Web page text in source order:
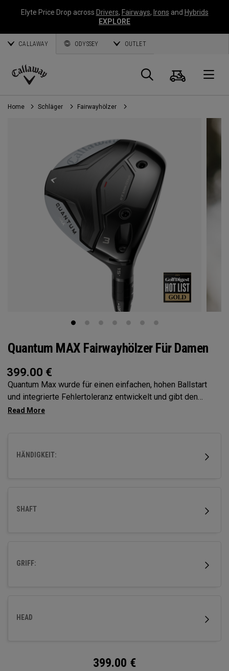
Elyte Price Drop across Drivers, Fairways, Irons and Hybrids
EXPLORE
CALLAWAY ODYSSEY OUTLET
Callaway
Golf
Suche
Home Schläger Fairwayhölzer
Quantum MAX Fairwayhölzer Für Damen
399.00 €
Quantum Max wurde für einen einfachen, hohen Ballstart
und integrierte Fehlertoleranz entwickelt und gibt den
Spielern so mehr Selbstvertrauen bei jedem Schlag. Sein
HÄNDIGKEIT:
SHAFT
GRIFF:
HEAD
399.00 €